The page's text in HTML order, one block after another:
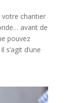
chantier
avant de
pouvez
d’une